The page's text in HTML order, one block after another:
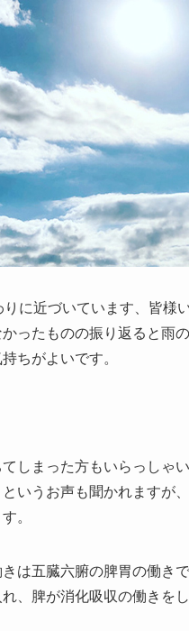
に近づいています、皆様
ったものの振り返ると雨
ちがよいです。
しまった方もいらっしゃい
というお声も聞かれます
。
は五臓六腑の脾胃の働きで
、脾が消化吸収の働きをし